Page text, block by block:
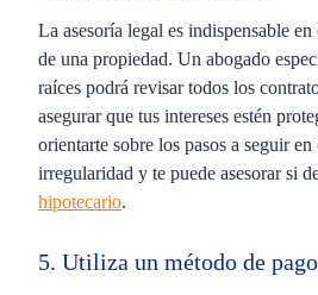
La asesoría legal es indispensable
de una propiedad. Un abogado
raíces podrá revisar todos los
asegurar que tus intereses estén
orientarte sobre los pasos a seguir
irregularidad y te puede asesorar si
hipotecario.
5. Utiliza un método de